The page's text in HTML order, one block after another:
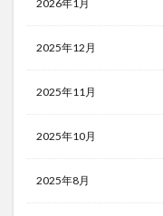
2026年1月
2025年12月
2025年11月
2025年10月
2025年8月